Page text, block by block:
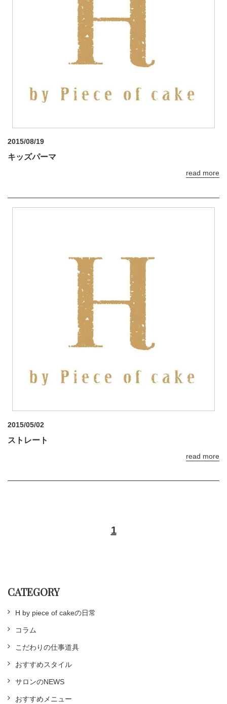
2015/08/19
キッズパーマ
read more
2015/05/02
ストレート
read more
1
CATEGORY
H by piece of cakeの日常
コラム
こだわりの仕事道具
おすすめスタイル
サロンのNEWS
おすすめメニュー